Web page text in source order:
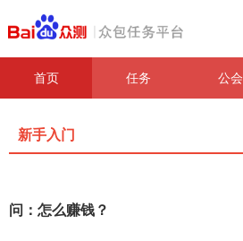
首页 任务 公会
新手入门
问：怎么赚钱？